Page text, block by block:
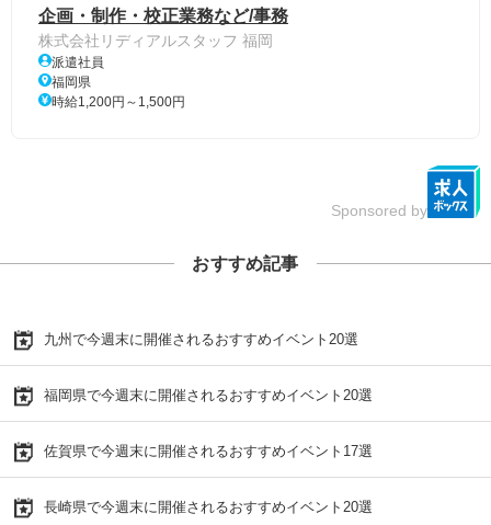
企画・制作・校正業務など/事務
株式会社リディアルスタッフ 福岡
派遣社員
福岡県
時給1,200円～1,500円
Sponsored by
おすすめ記事
九州で今週末に開催されるおすすめイベント20選
福岡県で今週末に開催されるおすすめイベント20選
佐賀県で今週末に開催されるおすすめイベント17選
長崎県で今週末に開催されるおすすめイベント20選